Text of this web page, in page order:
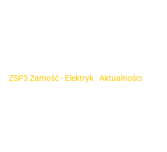
ZSP3 Zamość - Elektryk Aktualności